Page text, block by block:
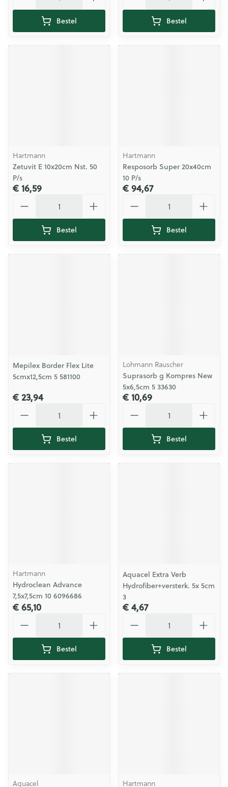
Bestel Bestel
Hartmann
Zetuvit E 10x20cm Nst. 50
P/s
€ 16,59
Bestel
Hartmann
Resposorb Super 20x40cm
10 P/s
€ 94,67
Bestel
Mepilex Border Flex Lite
5cmx12,5cm 5 581100
€ 23,94
Bestel
Lohmann Rauscher
Suprasorb g Kompres New
5x6,5cm 5 33630
€ 10,69
Bestel
Hartmann
Hydroclean Advance
7,5x7,5cm 10 6096686
€ 65,10
Bestel
Aquacel Extra Verb
Hydrofiber+versterk. 5x 5cm
3
€ 4,67
Bestel
Aquacel
Hartmann